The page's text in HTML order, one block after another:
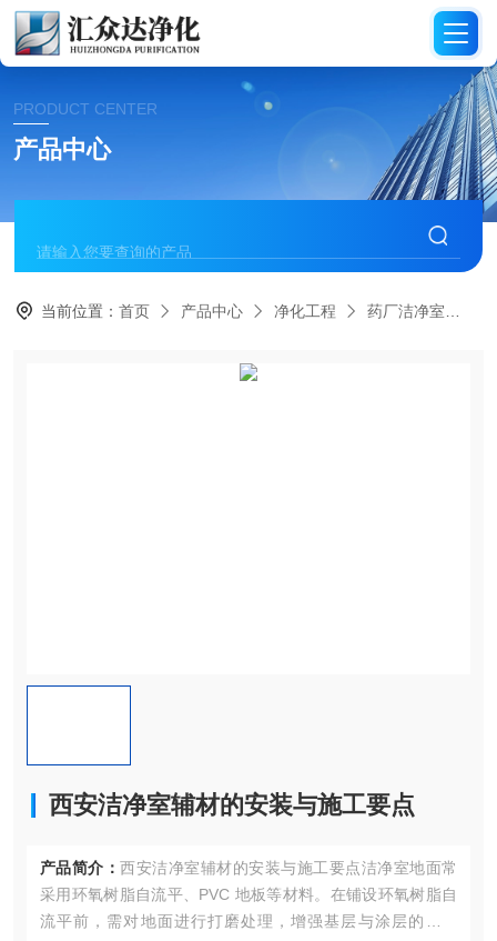
PRODUCT CENTER
产品中心
当前位置：首页 产品中心 净化工程 药厂洁净室
西安洁净室辅材的安装与施工要点
产品简介： 西安洁净室辅材的安装与施工要点洁净室地面常
采用环氧树脂自流平、PVC 地板等材料。在铺设环氧树脂自
流平前，需对地面进行打磨处理，增强基层与涂层的粘结